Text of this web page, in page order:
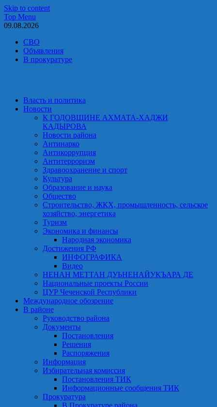
Skip to content
Top Menu
09.08.2026
СВО
Объявления
В прокуратуре
Власть и политика
Новости
К ГОДОВЩИНЕ АХМАТА-ХАДЖИ
КАДЫРОВА
Новости района
Антинарко
Антикоррупция
Антитерроризм
Здравоохранение и спорт
Культура
Образование и наука
Общество
Строительство, ЖКХ, промышленность, сельское
хозяйство, энергетика
Туризм
Экономика и финансы
Народная экономика
Достижения РФ
ИНФОГРАФИКА
Видео
НЕНАН МЕТТАН ДУЬНЕНАЙУКЪАРА ДЕ
Национальные проекты России
ЦУР Чеченской Республики
Международное обозрение
В районе
Руководство района
Документы
Постановления
Решения
Распоряжения
Информация
Избирательная комиссия
Постановления ТИК
Информационные сообщения ТИК
Прокуратура
В Прокуратуре района